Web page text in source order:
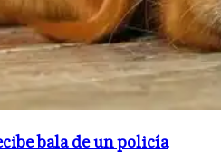
bala de un policía